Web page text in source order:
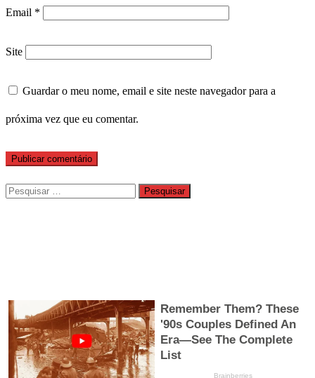
Email *
Site
Guardar o meu nome, email e site neste navegador para a
próxima vez que eu comentar.
Pesquisar
por: